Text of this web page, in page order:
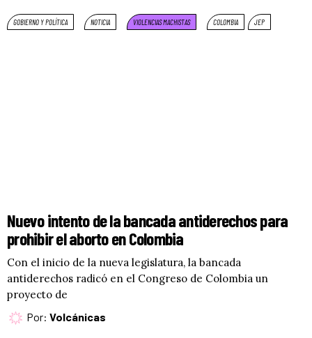
GOBIERNO Y POLÍTICA NOTICIA VIOLENCIAS MACHISTAS COLOMBIA JEP
Nuevo intento de la bancada antiderechos para
prohibir el aborto en Colombia
Con el inicio de la nueva legislatura, la bancada
antiderechos radicó en el Congreso de Colombia un
proyecto de
Por: Volcánicas